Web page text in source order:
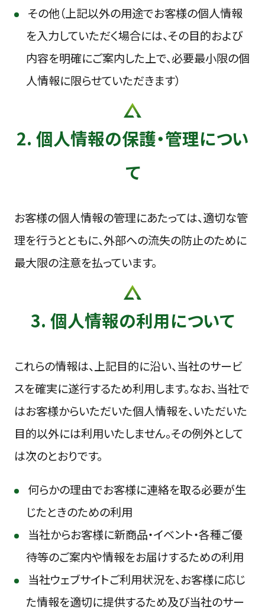
その他（上記以外の用途でお客様の個人情報
を入力していただく場合には、その目的および
内容を明確にご案内した上で、必要最小限の個
人情報に限らせていただきます）
2. 個人情報の保護・管理につい
て
お客様の個人情報の管理にあたっては、適切な管
理を行うとともに、外部への流失の防止のために
最大限の注意を払っています。
3. 個人情報の利用について
これらの情報は、上記目的に沿い、当社のサービ
スを確実に遂行するため利用します。なお、当社で
はお客様からいただいた個人情報を、いただいた
目的以外には利用いたしません。その例外として
は次のとおりです。
何らかの理由でお客様に連絡を取る必要が生
じたときのための利用
当社からお客様に新商品・イベント・各種ご優
待等のご案内や情報をお届けするための利用
当社ウェブサイトご利用状況を、お客様に応じ
た情報を適切に提供するため及び当社のサー